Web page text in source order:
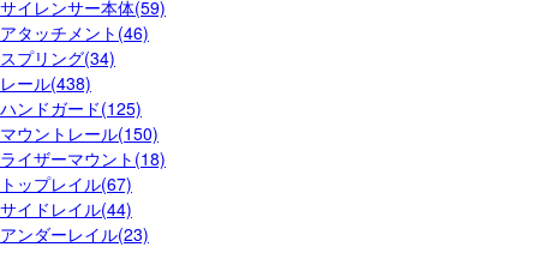
サイレンサー本体(59)
アタッチメント(46)
スプリング(34)
レール(438)
ハンドガード(125)
マウントレール(150)
ライザーマウント(18)
トップレイル(67)
サイドレイル(44)
アンダーレイル(23)